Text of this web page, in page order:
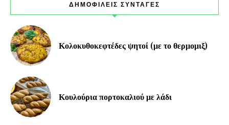
ΔΗΜΟΦΙΛΕΙΣ ΣΥΝΤΑΓΕΣ
Κολοκυθοκεφτέδες ψητοί (με το θερμομιξ)
Κουλούρια πορτοκαλιού με λάδι